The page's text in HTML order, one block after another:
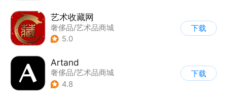
艺术收藏网
奢侈品/艺术品商城
5.0
下载
Artand
奢侈品/艺术品商城
4.8
下载